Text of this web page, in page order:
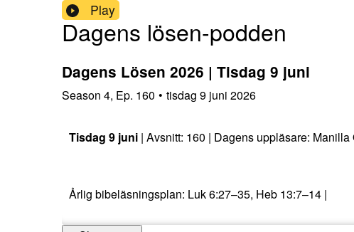
Play
Dagens lösen-podden
Dagens Lösen 2026 | Tisdag 9 juni
Season 4, Ep. 160 • tisdag 9 juni 2026
Tisdag 9 juni | Avsnitt: 160 | Dagens uppläsare: Manilla
Årlig bibeläsningsplan: Luk 6:27–35, Heb 13:7–14 |